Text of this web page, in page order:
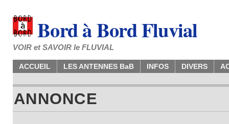
Bord à Bord Fluvial
VOIR et SAVOIR le FLUVIAL
ACCUEIL LES ANTENNES BaB INFOS DIVERS
ANNONCE